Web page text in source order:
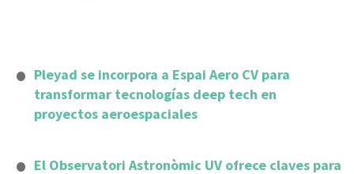
Pleyad se incorpora a Espai Aero CV para
transformar tecnologías deep tech en
proyectos aeroespaciales
El Observatori Astronòmic UV ofrece claves para